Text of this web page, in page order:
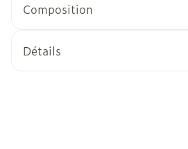
Composition
Détails